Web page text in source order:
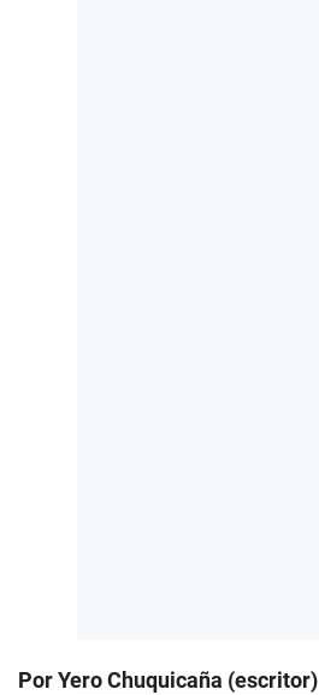
Por Yero Chuquicaña (escritor)